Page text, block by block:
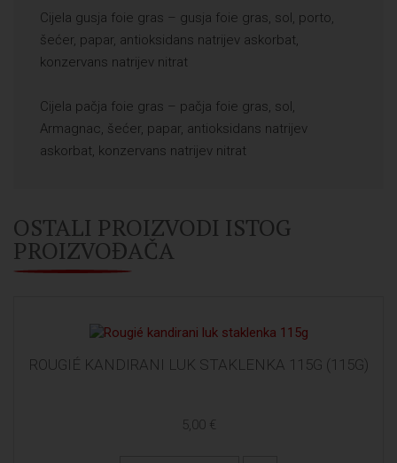
Cijela gusja foie gras – gusja foie gras, sol, porto,
šećer, papar, antioksidans natrijev askorbat,
konzervans natrijev nitrat
Cijela pačja foie gras – pačja foie gras, sol,
Armagnac, šećer, papar, antioksidans natrijev
askorbat, konzervans natrijev nitrat
OSTALI PROIZVODI ISTOG
PROIZVOĐAČA
ROUGIÉ KANDIRANI LUK STAKLENKA 115G (115G)
5,00 €